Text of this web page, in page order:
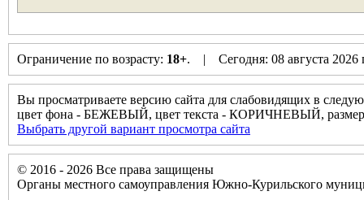
Ограничение по возрасту: 18+. | Сегодня: 08 августа
Вы просматриваете версию сайта для слабовидящих в
цвет фона - БЕЖЕВЫЙ, цвет текста - КОРИЧНЕВЫЙ,
Выбрать другой вариант просмотра сайта
© 2016 - 2026 Все права защищены
Органы местного самоуправления Южно-Курильского